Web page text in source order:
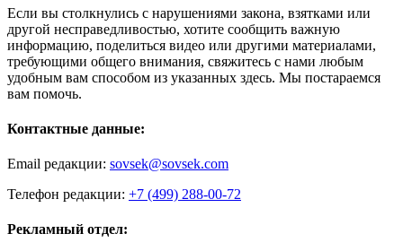
Если вы столкнулись с нарушениями закона, взятками или
другой несправедливостью, хотите сообщить важную
информацию, поделиться видео или другими материалами,
требующими общего внимания, свяжитесь с нами любым
удобным вам способом из указанных здесь. Мы постараемся
вам помочь.
Контактные данные:
Email редакции: sovsek@sovsek.com
Телефон редакции: +7 (499) 288-00-72
Рекламный отдел: